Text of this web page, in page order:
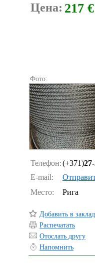
Цена: 217 €
Фото:
Телефон:(+371)
E-mail:
Место:
Рига
Добавить в
Распечатать
Отослать другу
Напомнить